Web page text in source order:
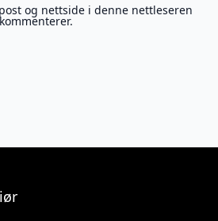
og nettside i denne nettleseren